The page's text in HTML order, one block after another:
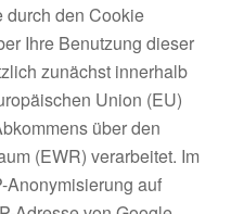
durch den Cookie
Ihre Benutzung dieser
zunächst innerhalb
Union (EU)
über den
(EWR) verarbeitet. Im
Anonymisierung auf